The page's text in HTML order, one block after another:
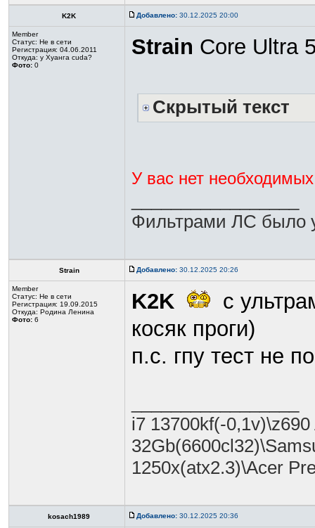
K2K Добавлено: 30.12.2025 20:00
Member
Статус: Не в сети
Регистрация: 04.06.2011
Откуда: у Хуанга cuda?
Фото: 0
Strain Core Ultra
Скрытый текст
У вас нет
Фильтрами ЛС было
Strain Добавлено: 30.12.2025 20:26
Member
Статус: Не в сети
Регистрация: 19.09.2015
Откуда: Родина Ленина
Фото: 6
K2K
с
косяк проги)
п.с. гпу тест не
i7 13700kf(-
1250х(atx2.3)\Acer
kosach1989 Добавлено: 30.12.2025 20:36